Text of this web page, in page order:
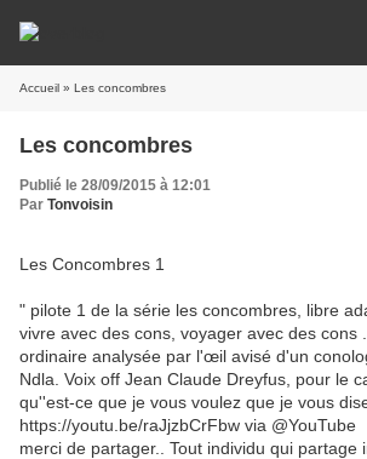
Accueil » Les concombres
Les concombres
Publié le 28/09/2015 à 12:01
Par Tonvoisin
Les Concombres 1
" pilote 1 de la série les concombres, libre
vivre avec des cons, voyager avec des cons
ordinaire analysée par l'œil avisé d'un
Ndla. Voix off Jean Claude Dreyfus, pour le
qu''est-ce que je vous voulez que je vous
https://youtu.be/raJjzbCrFbw via @YouTube
merci de partager.. Tout individu qui partage